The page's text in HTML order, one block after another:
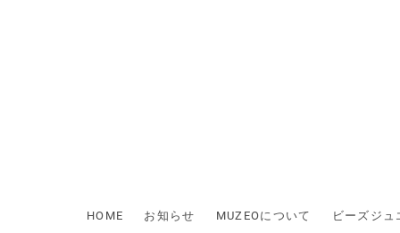
HOME お知らせ MUZEOについて ビーズジ